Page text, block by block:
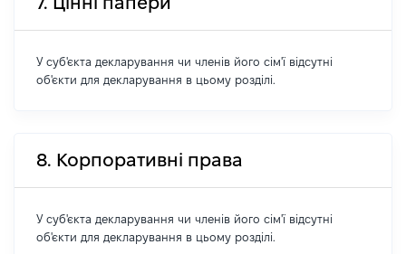
У суб'єкта декларування чи членів його сім'ї відсутні
об'єкти для декларування в цьому розділі.
8. Корпоративні права
У суб'єкта декларування чи членів його сім'ї відсутні
об'єкти для декларування в цьому розділі.